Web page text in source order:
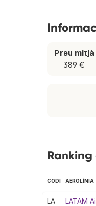
Preu mitjà
389 €
CODI AEROLÍNIA
LA LATAM